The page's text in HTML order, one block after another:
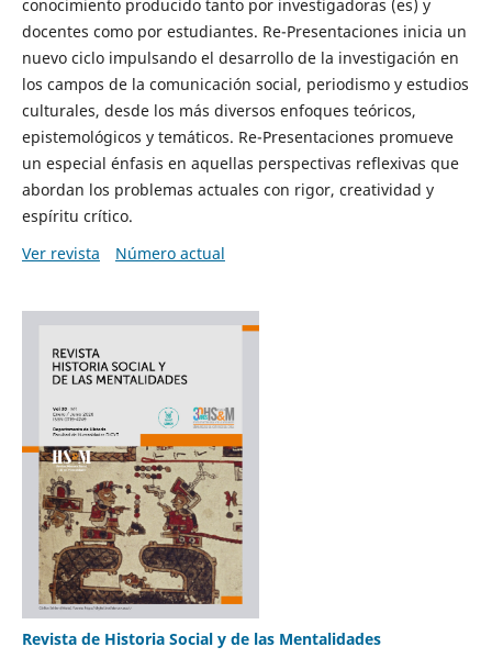
conocimiento producido tanto por investigadoras (es) y
docentes como por estudiantes. Re-Presentaciones inicia un
nuevo ciclo impulsando el desarrollo de la investigación en
los campos de la comunicación social, periodismo y estudios
culturales, desde los más diversos enfoques teóricos,
epistemológicos y temáticos. Re-Presentaciones promueve
un especial énfasis en aquellas perspectivas reflexivas que
abordan los problemas actuales con rigor, creatividad y
espíritu crítico.
Ver revista
Número actual
Revista de Historia Social y de las Mentalidades